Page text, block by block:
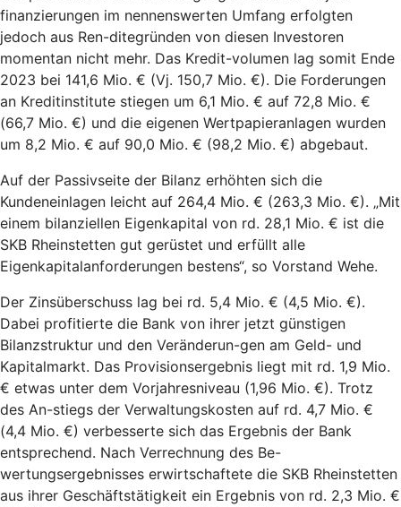
finanzierungen im nennenswerten Umfang erfolgten
jedoch aus Ren-ditegründen von diesen Investoren
momentan nicht mehr. Das Kredit-volumen lag somit Ende
2023 bei 141,6 Mio. € (Vj. 150,7 Mio. €). Die Forderungen
an Kreditinstitute stiegen um 6,1 Mio. € auf 72,8 Mio. €
(66,7 Mio. €) und die eigenen Wertpapieranlagen wurden
um 8,2 Mio. € auf 90,0 Mio. € (98,2 Mio. €) abgebaut.
Auf der Passivseite der Bilanz erhöhten sich die
Kundeneinlagen leicht auf 264,4 Mio. € (263,3 Mio. €). „Mit
einem bilanziellen Eigenkapital von rd. 28,1 Mio. € ist die
SKB Rheinstetten gut gerüstet und erfüllt alle
Eigenkapitalanforderungen bestens“, so Vorstand Wehe.
Der Zinsüberschuss lag bei rd. 5,4 Mio. € (4,5 Mio. €).
Dabei profitierte die Bank von ihrer jetzt günstigen
Bilanzstruktur und den Veränderun-gen am Geld- und
Kapitalmarkt. Das Provisionsergebnis liegt mit rd. 1,9 Mio.
€ etwas unter dem Vorjahresniveau (1,96 Mio. €). Trotz
des An-stiegs der Verwaltungskosten auf rd. 4,7 Mio. €
(4,4 Mio. €) verbesserte sich das Ergebnis der Bank
entsprechend. Nach Verrechnung des Be-
wertungsergebnisses erwirtschaftete die SKB Rheinstetten
aus ihrer Geschäftstätigkeit ein Ergebnis von rd. 2,3 Mio. €